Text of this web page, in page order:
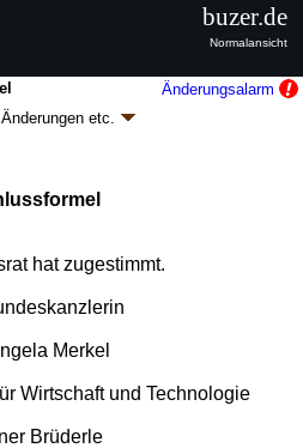
Änderungsalarm
etc.
(DL-InfoV)
Nr. 11); zuletzt geändert durch
/ Entwurf / Begründung
hat zugestimmt.
Merkel
Wirtschaft und Technologie
Brüderle
buzer.de
Normalansicht